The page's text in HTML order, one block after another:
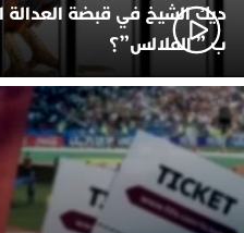
ديك الشيخ في قبضة العدالة
ب ” الفلالس”؟